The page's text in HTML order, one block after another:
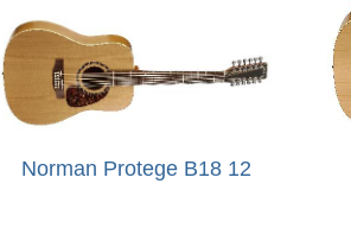
Norman Protege B18 12